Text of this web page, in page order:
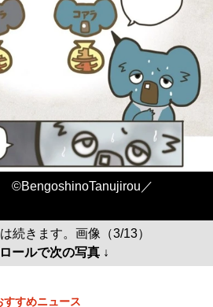
©BengoshinoTanujirou／
続きます。画像（3/13）
ールで次の写真 ↓
すすめニュース